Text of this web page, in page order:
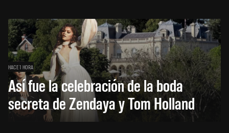
HACE 1 HORA
Así fue la celebración de la boda
secreta de Zendaya y Tom Holland